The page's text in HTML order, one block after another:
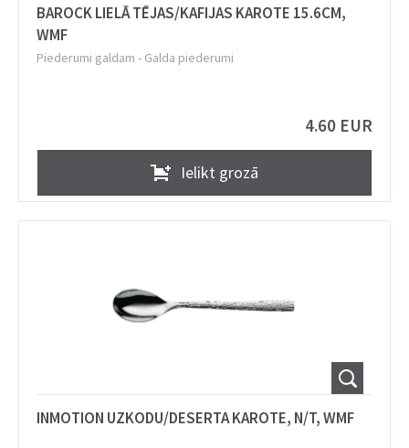
BAROCK LIELĀ TĒJAS/KAFIJAS KAROTE 15.6CM,
WMF
Piederumi galdam - Galda piederumi
4.60 EUR
Ielikt grozā
INMOTION UZKODU/DESERTA KAROTE, N/T, WMF